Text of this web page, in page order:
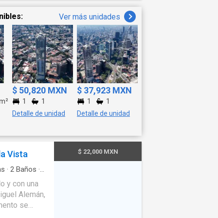
Ver más unidades
$ 50,820 MXN
1 1
Detalle de unidad
$ 37,923 MXN
1 1
Detalle de unidad
Vista
· 2 Baños ·
y con una
Alemán,
se
$ 22,000 MXN